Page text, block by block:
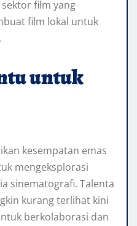
film yang
film lokal untuk
untuk
kesempatan emas
mengeksplorasi
sinematografi. Talenta
kurang terlihat kini
berkolaborasi dan